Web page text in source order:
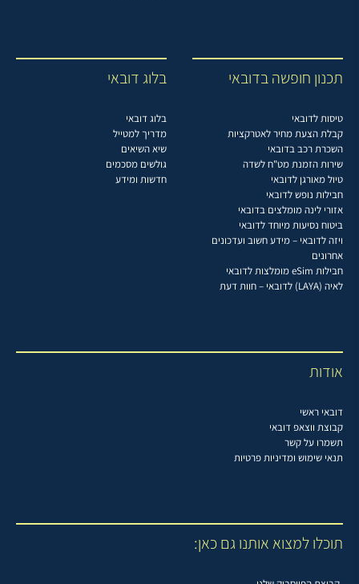
תכנון חופשה בדובאי
טיסות לדובאי
קבלת הצעת מחיר לאטרקציות
השכרת רכב בדובאי
שירות הזמנת מט"ח לשדה
טיול מאורגן לדובאי
חבילות נופש לדובאי
אזורי לינה מומלצים בדובאי
ביטוח נסיעות מיוחד לדובאי
ויזה לדובאי – מידע חשוב ועדכונים
אחרונים
חבילות eSim מומלצות לדובאי
לאיה (LAYA) לדובאי – חוות דעת
בלוג דובאי
בלוג דובאי
מדריך למטייל
שיא השיאים
גולשים מסכמים
חדשות ומידע
אודות
דובאי ראשי
קבוצת ווצאפ דובאי
תשמרו על קשר
תנאי שימוש ומדיניות פרטיות
תוכלו למצוא אותנו גם כאן: